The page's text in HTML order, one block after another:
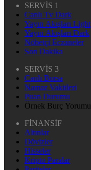
SERVİS 1
Canlı Tv Dark
Yayın Akışları Light
Yayın Akışları Dark
Nöbetçi Eczaneler
Son Dakika
SERVİS 3
Canlı Borsa
Namaz Vakitleri
Puan Durumu
Örnek Burç Yorumu
FİNANSİF
Altınlar
Dövizler
Hisseler
Kripto Paralar